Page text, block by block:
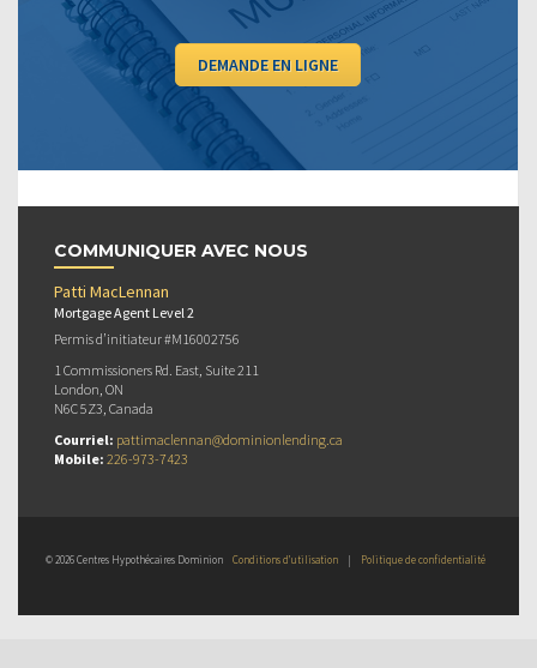
DEMANDE EN LIGNE
COMMUNIQUER AVEC NOUS
Patti MacLennan
Mortgage Agent Level 2
Permis d’initiateur #M16002756
1 Commissioners Rd. East, Suite 211
London, ON
N6C 5Z3, Canada
Courriel: pattimaclennan@dominionlending.ca
Mobile: 226-973-7423
© 2026 Centres Hypothécaires Dominion Conditions d’utilisation | Politique de confidentialité